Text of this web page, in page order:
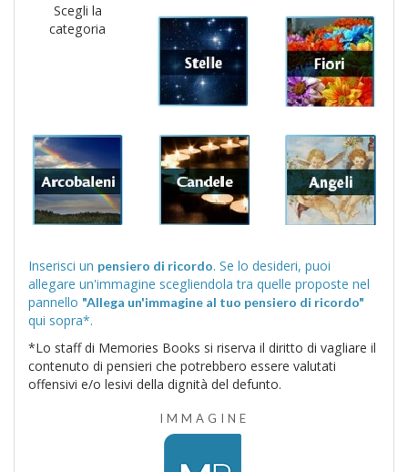
Scegli la
categoria
Inserisci un pensiero di ricordo. Se lo desideri, puoi
allegare un'immagine scegliendola tra quelle proposte nel
pannello "Allega un'immagine al tuo pensiero di ricordo"
qui sopra*.
*Lo staff di Memories Books si riserva il diritto di vagliare il
contenuto di pensieri che potrebbero essere valutati
offensivi e/o lesivi della dignità del defunto.
IMMAGINE